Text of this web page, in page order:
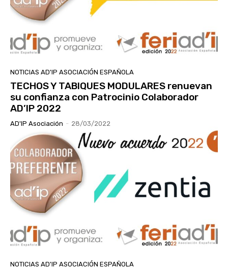
NOTICIAS AD'IP ASOCIACIÓN ESPAÑOLA
TECHOS Y TABIQUES MODULARES renuevan
su confianza con Patrocinio Colaborador
AD’IP 2022
AD'IP Asociación - 28/03/2022
NOTICIAS AD'IP ASOCIACIÓN ESPAÑOLA